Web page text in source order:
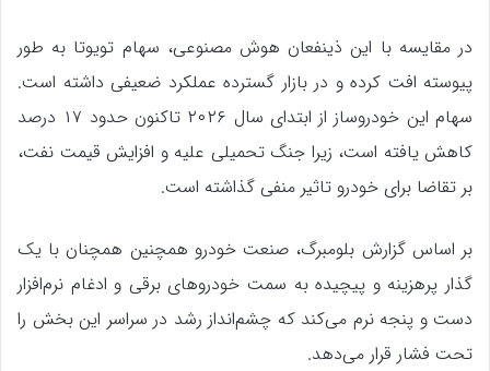
در مقایسه با این ذینفعان هوش مصنوعی، سهام تویوتا به طور
پیوسته افت کرده و در بازار گسترده عملکرد ضعیفی داشته است.
سهام این خودروساز از ابتدای سال ۲۰۲۶ تاکنون حدود ۱۷ درصد
کاهش یافته است، زیرا جنگ تحمیلی علیه و افزایش قیمت نفت،
بر تقاضا برای خودرو تاثیر منفی گذاشته است.
بر اساس گزارش بلومبرگ، صنعت خودرو همچنین همچنان با یک
گذار پرهزینه و پیچیده به سمت خودروهای برقی و ادغام نرم‌افزار
دست و پنجه نرم می‌کند که چشم‌انداز رشد در سراسر این بخش را
تحت فشار قرار می‌دهد.